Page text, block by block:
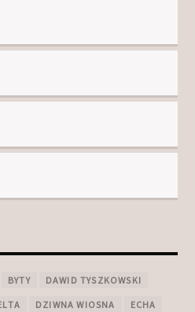
BYTY DAWID TYSZKOWSKI
DZIWNA WIOSNA ECHA